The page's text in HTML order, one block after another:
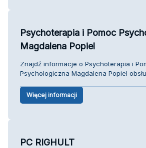
Psychoterapia i Pomoc
Magdalena Popiel
Znajdź informacje o Psychoterapia i
Psychologiczna Magdalena Popiel
Więcej informacji
PC RIGHULT